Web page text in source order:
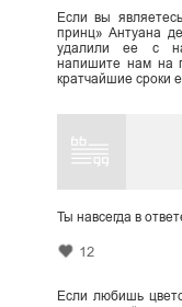
Если вы
принц» Антуана
удалили ее с
напишите нам на
кратчайшие сроки
Ты навсегда в
12
Если любишь